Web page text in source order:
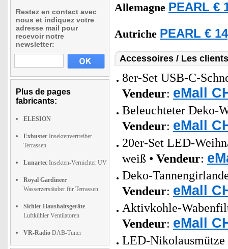
Restez en contact avec
nous et indiquez votre
adresse mail pour
recevoir notre
newsletter:
Plus de pages
fabricants:
ELESION
Exbuster Insektenvertreiber
Terrassen
Lunartec Insekten-Vernichter UV
Royal Gardineer
Wasserzerstäuber für Terrassen
Sichler Haushaltsgeräte
Luftkühler Ventilatoren
VR-Radio DAB-Tuner
Allemagne PEARL €
Autriche PEARL €
Accessoires / Les
8er-Set USB-C-
Vendeur: eMall
Beleuchteter Deko-
Vendeur: eMall
20er-Set LED-
weiß • Vendeur:
Deko-
Vendeur: eMall
Aktivkohle-
Vendeur: eMall
LED-Nikolausmütze